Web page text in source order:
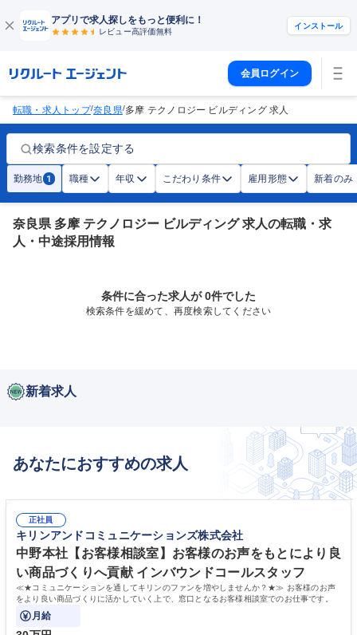
アプリで求人探しをもっと便利に！
レビュー高評価無料
インストール
会員ログイン
転職・求人トップ/奈良県/多摩 テクノロジー ビルディング 求人
検索条件を設定する
勤務地 1 職種 年収 こだわり条件 雇用形態 新着のみ
奈良県 多摩 テクノロジー ビルディング 求人の転職・求
人・中途採用情報
条件に合った求人が 0件でした
検索条件を緩めて、再度検索してください
新着求人
あなたにおすすめの求人
正社員
キリンアンドコミュニケーションズ株式会社
中野本社【お客様相談室】お客様のお声をもとにより良
い商品づくりへ貢献 インバウンドコールスタッフ
≪★コミュニケーションを通してキリンのファンを増やしませんか？★≫ お客様のお声
をより良い商品づくりに活かしていく上で、窓口となるお客様相談室でのお仕事です。
月給